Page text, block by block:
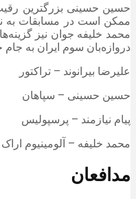
حسین حسینی بزرگترین
ممکن است در مسابقات به
محمد خلیفه جوان نیز
دروازه‌بان سوم ایران به جام
علیرضا بیرانوند – تراکتور
حسین حسینی – سپاهان
پیام نیازمند – پرسپولیس
محمد خلیفه – آلومینیوم اراک
مدافعان